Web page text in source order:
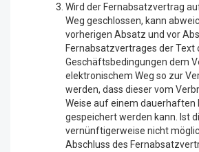
Wird der Fernabsatzvertrag
Weg geschlossen, kann
vorherigen Absatz und vor
Fernabsatzvertrages der Text
Geschäftsbedingungen dem
elektronischem Weg so zur
werden, dass dieser vom
Weise auf einem dauerhaften
gespeichert werden kann. Ist
vernünftigerweise nicht
Abschluss des